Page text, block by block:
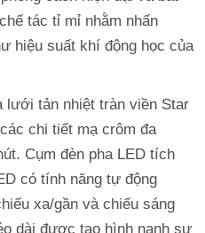
tác tỉ mỉ nhằm nhấn
hiệu suất khí động học của
lưới tản nhiệt tràn viền Star
chi tiết mạ crôm đa
Cụm đèn pha LED tích
có tính năng tự động
xa/gần và chiếu sáng
dài được tạo hình nanh sư